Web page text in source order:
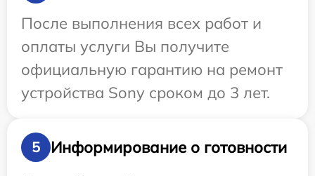
После выполнения всех работ и
оплаты услуги Вы получите
официальную гарантию на ремонт
устройства Sony сроком до 3 лет.
5
Информирование о готовности